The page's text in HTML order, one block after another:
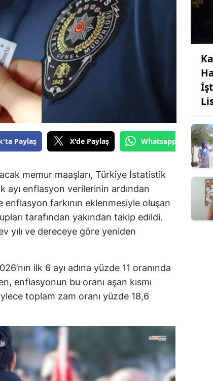
Paylaş X'de Paylaş Whatsapp'tan
memur maaşları, Türkiye İstatistik
ayı enflasyon verilerinin ardından
farkının eklenmesiyle oluşan
tarafından yakından takip edildi.
yılı ve dereceye göre yeniden
ilk 6 ayı adına yüzde 11 oranında
enflasyonun bu oranı aşan kısmı
toplam zam oranı yüzde 18,6